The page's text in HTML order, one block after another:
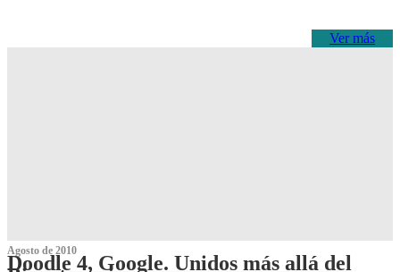
Ver más
Agosto de 2010
Doodle 4, Google. Unidos más allá del